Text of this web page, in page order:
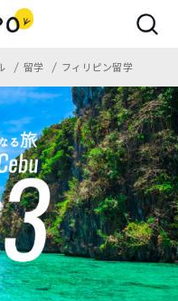
留学 フィリピン留学